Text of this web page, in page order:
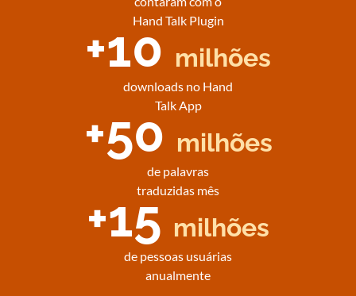
Hand Talk Plugin
+10 milhões
downloads no Hand
Talk App
+50 milhões
de palavras
traduzidas mês
+15 milhões
de pessoas usuárias
anualmente